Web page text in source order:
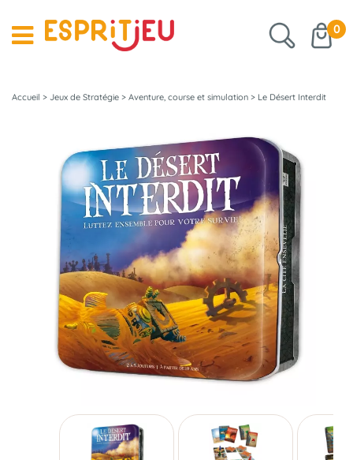
0
Accueil > Jeux de Stratégie > Aventure, course et simulation > Le Désert Interdit